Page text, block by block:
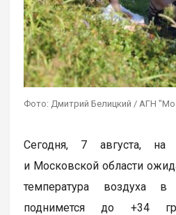
Фото: Дмитрий Белицкий / АГН
Сегодня, 7 августа, на
и Московской области
температура воздуха в
поднимется до +34